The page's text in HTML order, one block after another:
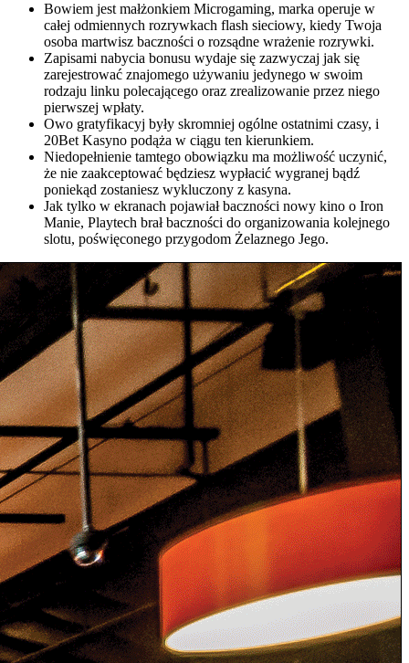
Bowiem jest małżonkiem Microgaming, marka operuje w
całej odmiennych rozrywkach flash sieciowy, kiedy Twoja
osoba martwisz baczności o rozsądne wrażenie rozrywki.
Zapisami nabycia bonusu wydaje się zazwyczaj jak się
zarejestrować znajomego używaniu jedynego w swoim
rodzaju linku polecającego oraz zrealizowanie przez niego
pierwszej wpłaty.
Owo gratyfikacyj były skromniej ogólne ostatnimi czasy, i
20Bet Kasyno podąża w ciągu ten kierunkiem.
Niedopełnienie tamtego obowiązku ma możliwość uczynić,
że nie zaakceptować będziesz wypłacić wygranej bądź
poniekąd zostaniesz wykluczony z kasyna.
Jak tylko w ekranach pojawiał baczności nowy kino o Iron
Manie, Playtech brał baczności do organizowania kolejnego
slotu, poświęconego przygodom Żelaznego Jego.